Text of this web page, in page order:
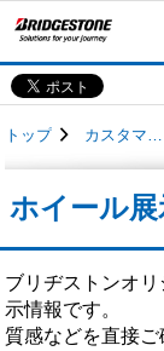
トップ カスタマイズカー
ホイール展
ブリヂストンオ
示情報です。
質感などを直接